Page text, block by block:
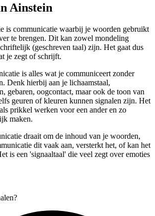
Ainstein
is communicatie waarbij je woorden gebruikt
te brengen. Dit kan zowel mondeling
(geschreven taal) zijn. Het gaat dus
je zegt of schrijft.
is alles wat je communiceert zonder
Denk hierbij aan je lichaamstaal,
gebaren, oogcontact, maar ook de toon van
geuren of kleuren kunnen signalen zijn. Het
prikkel werken voor een ander en zo
maken.
draait om de inhoud van je woorden,
dit vaak aan, versterkt het, of kan het
is een 'signaaltaal' die veel zegt over emoties